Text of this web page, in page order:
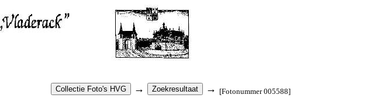
→ → [Fotonummer 005588]